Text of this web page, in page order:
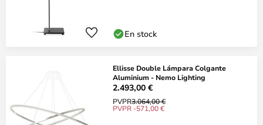
En stock
Ellisse Double Lámpara Colgante
Aluminium - Nemo Lighting
2.493,00 €
PVPR3.064,00 €
PVPR -571,00 €